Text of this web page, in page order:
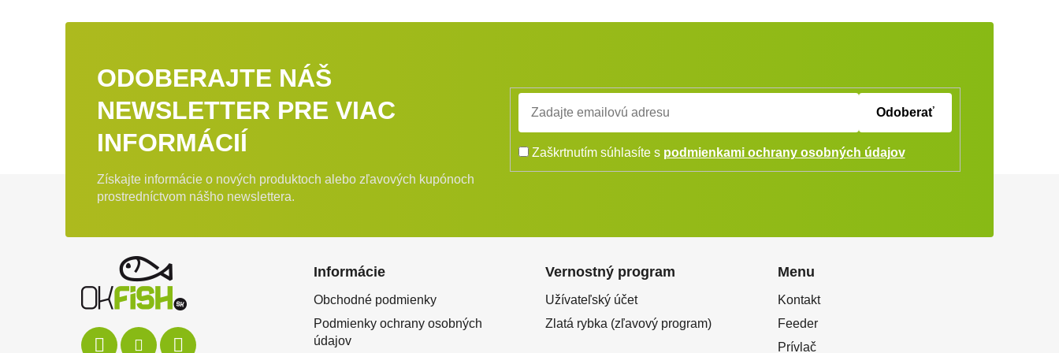
ODOBERAJTE NÁŠ
NEWSLETTER PRE VIAC
INFORMÁCIÍ
Získajte informácie o nových produktoch alebo zľavových kupónoch
prostredníctvom nášho newslettera.
Odoberať
Zaškrtnutím súhlasíte s podmienkami ochrany osobných údajov
Informácie
Obchodné podmienky
Podmienky ochrany osobných
údajov
Vernostný program
Užívateľský účet
Zlatá rybka (zľavový program)
Menu
Kontakt
Feeder
Prívlač